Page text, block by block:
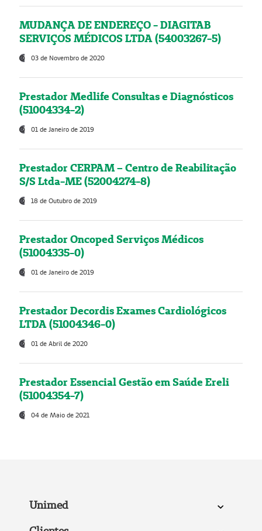
MUDANÇA DE ENDEREÇO - DIAGITAB
SERVIÇOS MÉDICOS LTDA (54003267-5)
03 de Novembro de 2020
Prestador Medlife Consultas e Diagnósticos
(51004334-2)
01 de Janeiro de 2019
Prestador CERPAM – Centro de Reabilitação
S/S Ltda-ME (52004274-8)
18 de Outubro de 2019
Prestador Oncoped Serviços Médicos
(51004335-0)
01 de Janeiro de 2019
Prestador Decordis Exames Cardiológicos
LTDA (51004346-0)
01 de Abril de 2020
Prestador Essencial Gestão em Saúde Ereli
(51004354-7)
04 de Maio de 2021
Unimed